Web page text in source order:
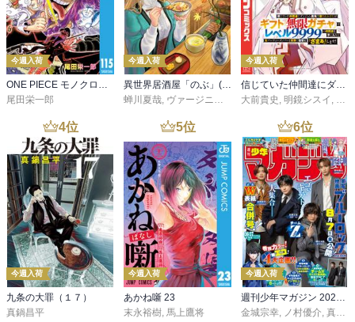
今週入荷
尾田栄一郎
今週入荷
蝉川夏哉 ヴァージニア二等兵 ,転
今週入荷
大前貴史 明鏡シスイ
4位
今週入荷
九条の大罪（１７）
真鍋昌平
5位
今週入荷
あかね噺 23
末永裕樹, 馬上鷹将
6位
今週入荷
週刊少年マガジン 2026年36・37号[2026年8月5日発売]
金城宗幸, ノ村優介, 真島ヒロ